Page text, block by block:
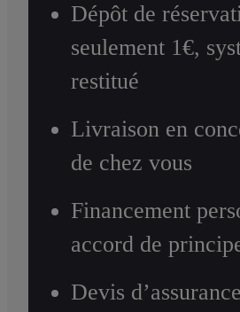
Dépôt de
seulement 1€,
restitué
Livraison en
de chez vous
Financement
accord de
Devis